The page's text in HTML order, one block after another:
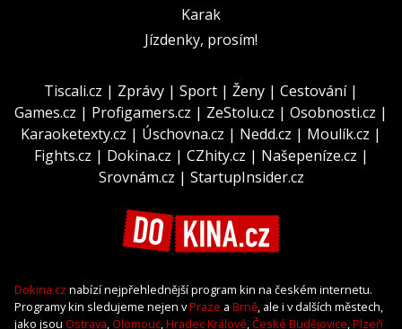
Karak
Jízdenky, prosím!
Tiscali.cz | Zprávy | Sport | Ženy | Cestování|
Games.cz | Profigamers.cz | ZeStolu.cz | Osobnosti.cz |
Karaoketexty.cz | Úschovna.cz | Nedd.cz | Moulík.cz |
Fights.cz | Dokina.cz | CZhity.cz | Našepeníze.cz |
Srovnám.cz | StartupInsider.cz
Dokina.cz nabízí nejpřehlednější program kin na českém internetu.
Programy kin sledujeme nejen vPraze a Brně, ale i v dalších městech,
jako jsou Ostrava, Olomouc,Hradec Králové,České Budějovice,Plzeň